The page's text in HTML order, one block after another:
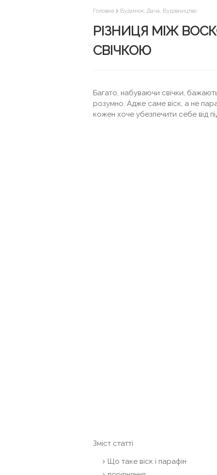
Головна Будинок, Дача, Будівництво
РІЗНИЦЯ МІЖ
СВІЧКОЮ
Багато, набуваючи свічки,
розумно. Адже саме віск, а не
кожен хоче убезпечити себе від
Зміст статті
Що таке віск і парафін